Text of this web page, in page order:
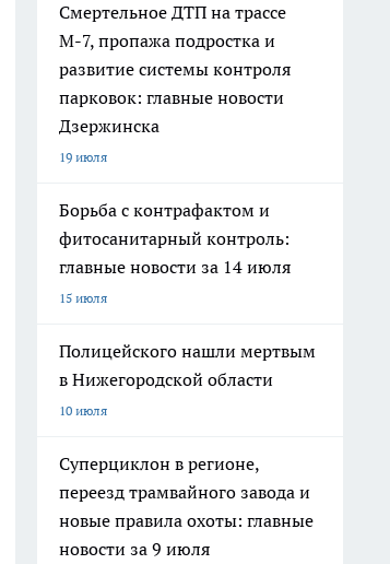
Смертельное ДТП на трассе
М-7, пропажа подростка и
развитие системы контроля
парковок: главные новости
Дзержинска
19 июля
Борьба с контрафактом и
фитосанитарный контроль:
главные новости за 14 июля
15 июля
Полицейского нашли мертвым
в Нижегородской области
10 июля
Суперциклон в регионе,
переезд трамвайного завода и
новые правила охоты: главные
новости за 9 июля